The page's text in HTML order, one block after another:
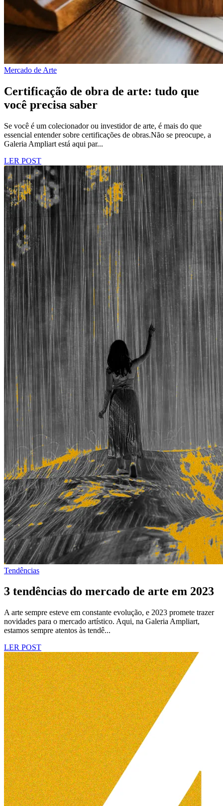
Mercado de Arte
Certificação de obra de arte: tudo que
você precisa saber
Se você é um colecionador ou investidor de arte, é mais do que
essencial entender sobre certificações de obras.Não se preocupe, a
Galeria Ampliart está aqui par...
LER POST
Tendências
3 tendências do mercado de arte em 2023
A arte sempre esteve em constante evolução, e 2023 promete trazer
novidades para o mercado artístico. Aqui, na Galeria Ampliart,
estamos sempre atentos às tendê...
LER POST